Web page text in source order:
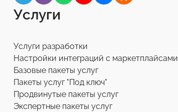
Услуги
Услуги разработки
Настройки интеграций с маркетплайсами
Базовые пакеты услуг
Пакеты услуг "Под ключ"
Продвинутые пакеты услуг
Экспертные пакеты услуг